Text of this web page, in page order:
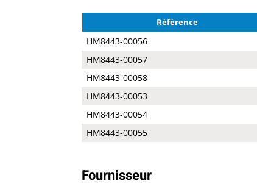
Référence
HM8443-00056
HM8443-00057
HM8443-00058
HM8443-00053
HM8443-00054
HM8443-00055
Fournisseur